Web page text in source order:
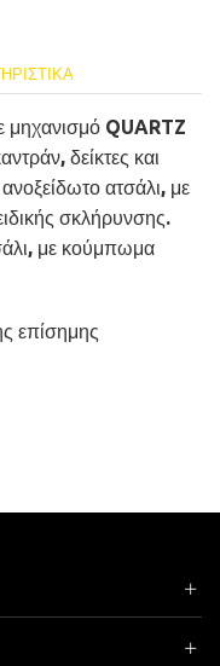
μηχανισμό QUARTZ
δείκτες και
ατσάλι, με
σκλήρυνσης.
με κούμπωμα
επίσημης